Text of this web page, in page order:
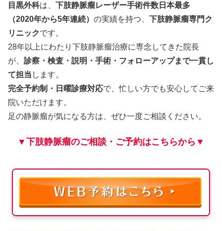
目黒外科は、 下肢静脈瘤レーザー手術件数日本最多
（2020年から5年連続） の実績を持つ、 下肢静脈瘤専門ク
リニックです。
28年以上にわたり下肢静脈瘤治療に専念してきた院長
が、 診察・検査・説明・手術・フォローアップまで一貫し
て担当 します。
完全予約制・日曜診療対応で、忙しい方でも安心してご来
院いただけます。
足の静脈瘤が気になる方は、ぜひ一度ご相談ください。
▼下肢静脈瘤のご相談・ご予約はこちらから▼